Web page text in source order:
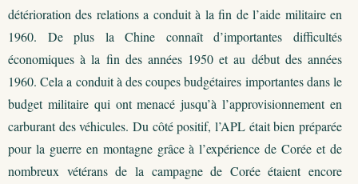
détérioration des relations a conduit à la fin de l’aide militaire en
1960. De plus la Chine connaît d’importantes difficultés
économiques à la fin des années 1950 et au début des années
1960. Cela a conduit à des coupes budgétaires importantes dans le
budget militaire qui ont menacé jusqu’à l’approvisionnement en
carburant des véhicules. Du côté positif, l’APL était bien préparée
pour la guerre en montagne grâce à l’expérience de Corée et de
nombreux vétérans de la campagne de Corée étaient encore